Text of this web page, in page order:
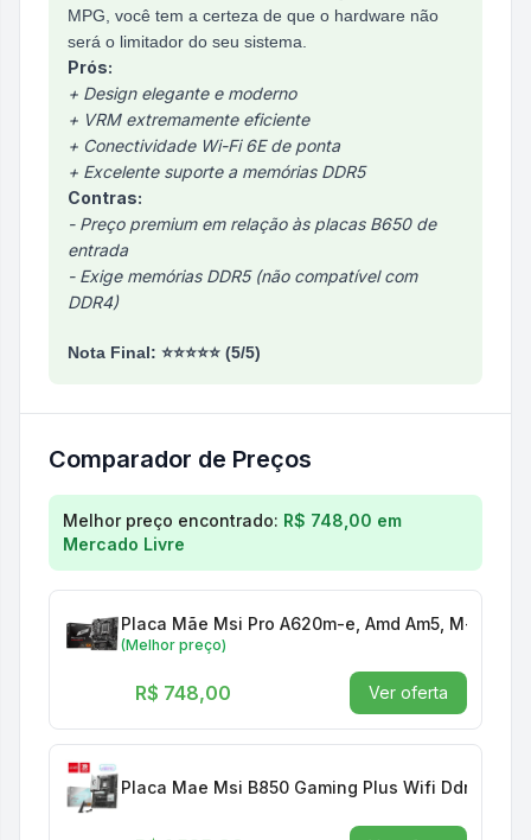
MPG, você tem a certeza de que o hardware não
será o limitador do seu sistema.
Prós:
+ Design elegante e moderno
+ VRM extremamente eficiente
+ Conectividade Wi-Fi 6E de ponta
+ Excelente suporte a memórias DDR5
Contras:
- Preço premium em relação às placas B650 de
entrada
- Exige memórias DDR5 (não compatível com
DDR4)
Nota Final: ⭐⭐⭐⭐⭐ (5/5)
Comparador de Preços
Comparação de preços para Placa Mãe Msi Mpg
Melhor preço encontrado: R$ 748,00 em
Mercado Livre
Placa Mãe Msi Pro A620m-e, Amd Am5, M-atx,
(Melhor preço)
R$ 748,00 Ver oferta
Placa Mae Msi B850 Gaming Plus Wifi Ddr5 Amd